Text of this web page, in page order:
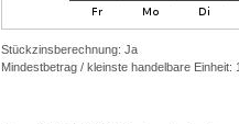
Stückzinsberechnung: Ja
Mindestbetrag / kleinste handelbare Einheit: